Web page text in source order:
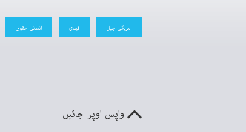
امریکی جیل قیدی انسانی حقوق
واپس اوپر جائیں